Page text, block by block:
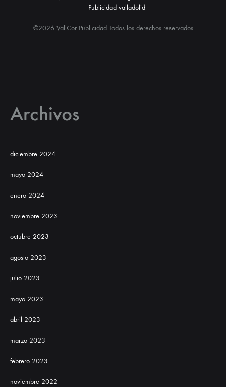
©2026 VallCor Publicidad Todos los derechos reservados
Publicidad valladolid
Archivos
diciembre 2024
mayo 2024
enero 2024
noviembre 2023
octubre 2023
agosto 2023
julio 2023
mayo 2023
abril 2023
marzo 2023
febrero 2023
noviembre 2022